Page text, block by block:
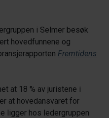
i Selmer besøk
hovedfunnene og
Fremtidens
at 18 % av juristene i
at hovedansvaret for
ligger hos ledergruppen